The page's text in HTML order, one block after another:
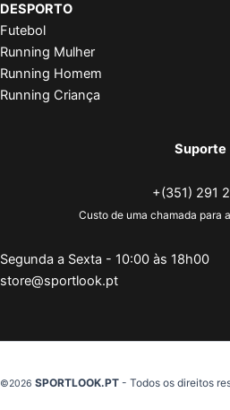
DESPORTO
Futebol
Running Mulher
Running Homem
Running Criança
Suporte
+(351) 291
Custo de uma chamada para
Segunda a Sexta - 10:00 às 18h00
store@sportlook.pt
©2026 SPORTLOOK.PT - Todos os direitos